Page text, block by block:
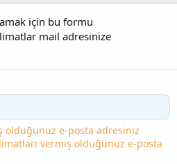
için bu formu
mail adresinize
olduğunuz e-posta adresiniz
vermiş olduğunuz e-posta